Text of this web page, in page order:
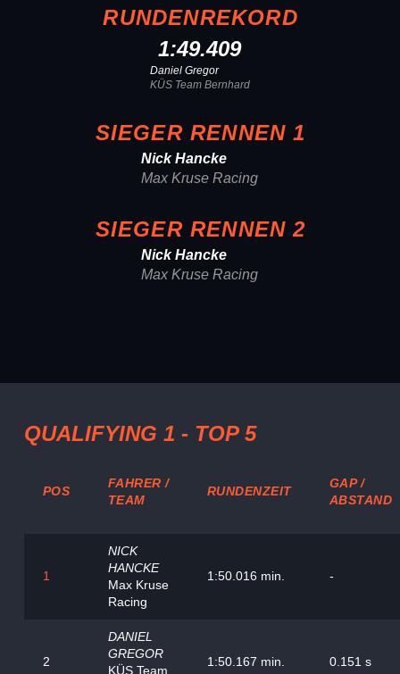
RUNDENREKORD
1:49.409
Daniel Gregor
KÜS Team Bernhard
SIEGER RENNEN 1
Nick Hancke
Max Kruse Racing
SIEGER RENNEN 2
Nick Hancke
Max Kruse Racing
QUALIFYING 1 - TOP 5
POS
FAHRER /
TEAM
RUNDENZEIT
GAP /
ABSTAND
1
NICK
HANCKE
Max Kruse
Racing
1:50.016 min. -
2
DANIEL
GREGOR
KÜS Team
1:50.167 min. 0.151 s